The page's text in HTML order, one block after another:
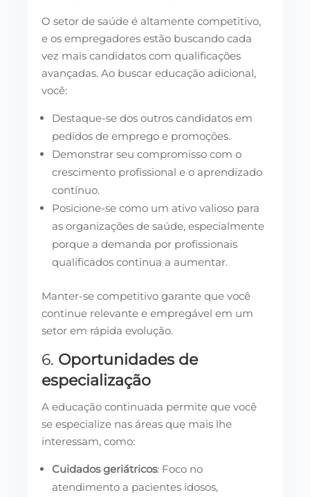
O setor de saúde é altamente competitivo,
e os empregadores estão buscando cada
vez mais candidatos com qualificações
avançadas. Ao buscar educação adicional,
você:
Destaque-se dos outros candidatos em
pedidos de emprego e promoções.
Demonstrar seu compromisso com o
crescimento profissional e o aprendizado
contínuo.
Posicione-se como um ativo valioso para
as organizações de saúde, especialmente
porque a demanda por profissionais
qualificados continua a aumentar.
Manter-se competitivo garante que você
continue relevante e empregável em um
setor em rápida evolução.
6. Oportunidades de
especialização
A educação continuada permite que você
se especialize nas áreas que mais lhe
interessam, como:
Cuidados geriátricos: Foco no
atendimento a pacientes idosos,